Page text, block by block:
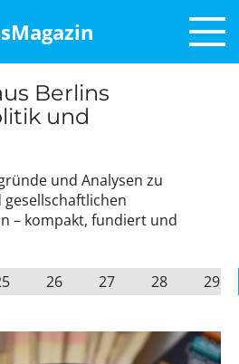
Berlins
und
und Analysen zu
– kompakt, fundiert und
26 27 28 29